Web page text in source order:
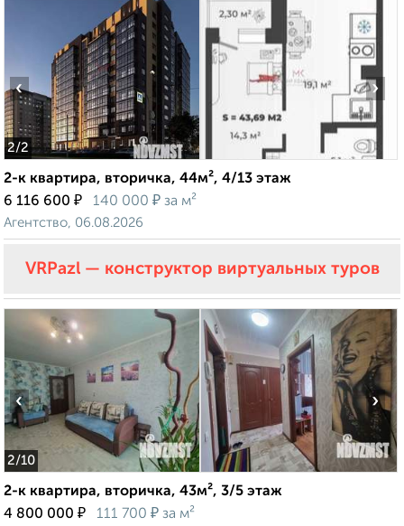
2/2
‹ ›
2-к квартира, вторичка, 44м², 4/13 этаж
6 116 600 ₽ 140 000 ₽ за м²
Агентство, 06.08.2026
VRPazl — конструктор виртуальных туров
2/10
‹ ›
2-к квартира, вторичка, 43м², 3/5 этаж
4 800 000 ₽ 111 700 ₽ за м²